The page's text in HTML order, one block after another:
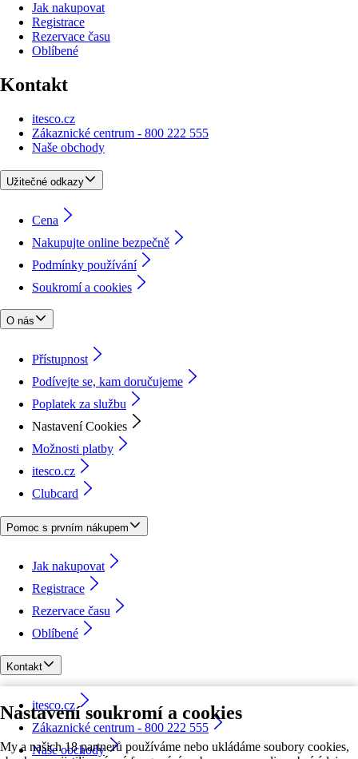
Nastavení soukromí a cookies
My a našich 18 partnerů používáme nebo ukládáme soubory cookies,
Jak nakupovat
Registrace
Rezervace času
Oblíbené
Kontakt
itesco.cz
Zákaznické centrum - 800 222 555
Naše obchody
Užitečné odkazy
Cena
Nakupujte online bezpečně
Podmínky používání
Soukromí a cookies
O nás
Přístupnost
Podívejte se, kam doručujeme
Poplatek za službu
Nastavení Cookies
Možnosti platby
itesco.cz
Clubcard
Pomoc s prvním nákupem
Jak nakupovat
Registrace
Rezervace času
Oblíbené
Kontakt
itesco.cz
Zákaznické centrum - 800 222 555
Naše obchody